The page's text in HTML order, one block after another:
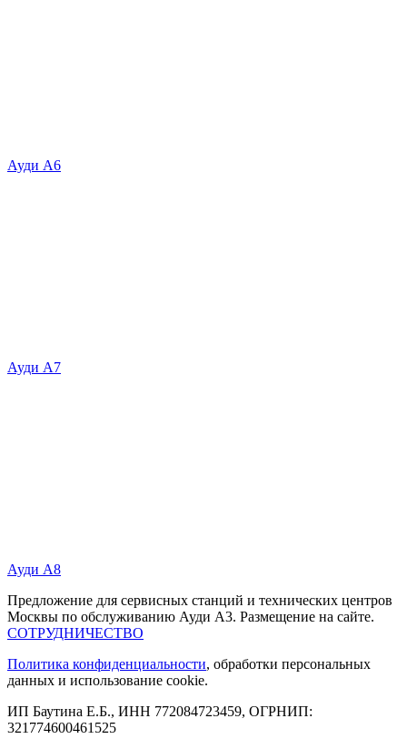
Ауди А6
Ауди А7
Ауди А8
Предложение для сервисных станций и технических центров
Москвы по обслуживанию Ауди А3. Размещение на сайте.
СОТРУДНИЧЕСТВО
Политика конфиденциальности, обработки персональных
данных и использование cookie.
ИП Баутина Е.Б., ИНН 772084723459, ОГРНИП:
321774600461525